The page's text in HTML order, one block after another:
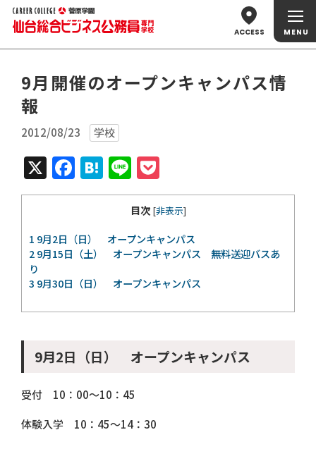
ACCESS
9月開催のオープンキャンパス情
報
2012/08/23 学校
X Facebook
Hatena
Line
目次 [非表示]
1 9月2日（日） オープンキャンパス
29月15日（土） オープンキャンパス 無料送迎バスあ
り
3 9月30日（日） オープンキャンパス
9月2日（日） オープンキャンパス
受付 10：00～10：45
体験入学 10：45～14：30